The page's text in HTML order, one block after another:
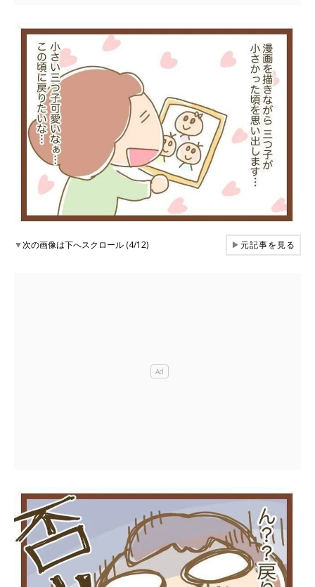
▼次の画像は下へスクロール (4/12) ▶元記事を見る